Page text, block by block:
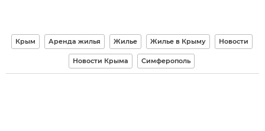
Крым Аренда жилья Жилье Жилье в Крыму Новости
Новости Крыма Симферополь